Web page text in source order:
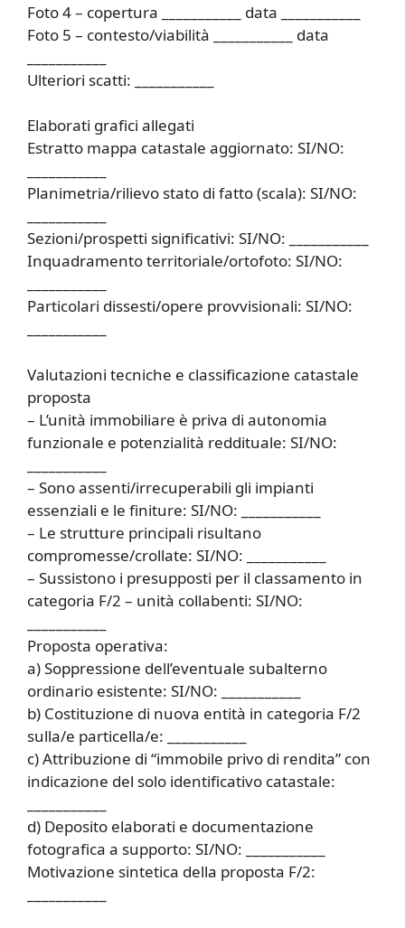
Foto 4 – copertura ___________ data ___________
Foto 5 – contesto/viabilità ___________ data
Ulteriori scatti: ___________
Elaborati grafici allegati
Estratto mappa catastale aggiornato: SI/NO:
Planimetria/rilievo stato di fatto (scala): SI/NO:
Sezioni/prospetti significativi: SI/NO: ___________
Inquadramento territoriale/ortofoto: SI/NO:
Particolari dissesti/opere provvisionali: SI/NO:
Valutazioni tecniche e classificazione catastale
proposta
– L’unità immobiliare è priva di autonomia
funzionale e potenzialità reddituale: SI/NO:
– Sono assenti/irrecuperabili gli impianti
essenziali e le finiture: SI/NO: ___________
– Le strutture principali risultano
compromesse/crollate: SI/NO: ___________
– Sussistono i presupposti per il classamento in
categoria F/2 – unità collabenti: SI/NO:
Proposta operativa:
a) Soppressione dell’eventuale subalterno
ordinario esistente: SI/NO: ___________
b) Costituzione di nuova entità in categoria F/2
sulla/e particella/e: ___________
c) Attribuzione di “immobile privo di rendita” con
indicazione del solo identificativo catastale:
d) Deposito elaborati e documentazione
fotografica a supporto: SI/NO: ___________
Motivazione sintetica della proposta F/2: